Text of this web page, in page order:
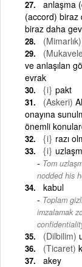
anlaşma
(accord) biraz
biraz daha
(Mimarlık)
ve anlaşılan
evrak
{i} pakt
(Askeri)
onayına
önemli
{i} razı
{i}
Tom
nodded his
kabul
Toplam
imzalamak
(Dilbilim)
(Ticaret)
akey